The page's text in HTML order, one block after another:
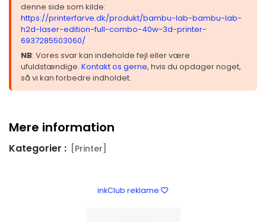
denne side som kilde:
https://printerfarve.dk/produkt/bambu-lab-bambu-lab-
h2d-laser-edition-full-combo-40w-3d-printer-
6937285503060/
NB: Vores svar kan indeholde fejl eller være
ufuldstændige. Kontakt os gerne, hvis du opdager noget,
så vi kan forbedre indholdet.
Mere information
Kategorier : [Printer]
inkClub reklame